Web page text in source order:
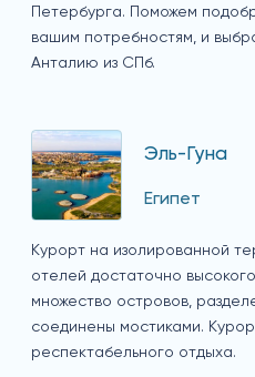
Петербурга. Поможем
вашим потребностям, и
Анталию из СПб.
Эль-Гуна
Египет
Курорт на изолированной
отелей достаточно
множество островов,
соединены мостиками.
респектабельного отдыха.